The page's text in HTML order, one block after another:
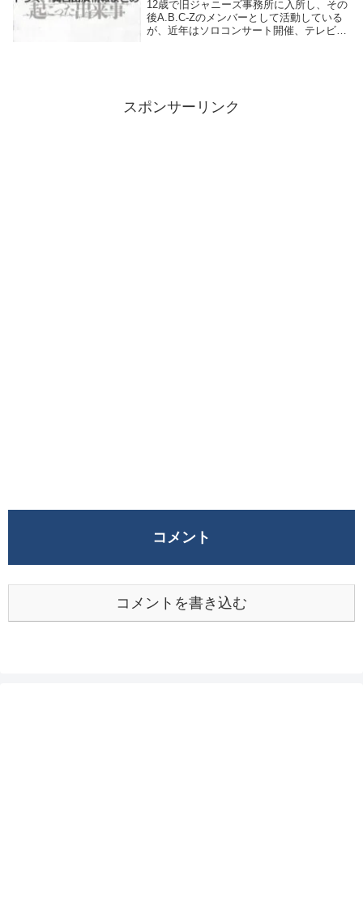
12歳で旧ジャニーズ事務所に入所し、その
後A.B.C-Zのメンバーとして活動している
が、近年はソロコンサート開催、テレビド
スポンサーリンク
コメント
コメントを書き込む